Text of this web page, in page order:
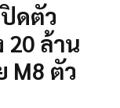
ปิดตัว
20 ล้าน
M8 ตัว